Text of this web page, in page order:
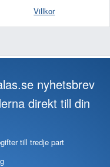
Villkor
nyhetsbrev
direkt till din
till tredje part